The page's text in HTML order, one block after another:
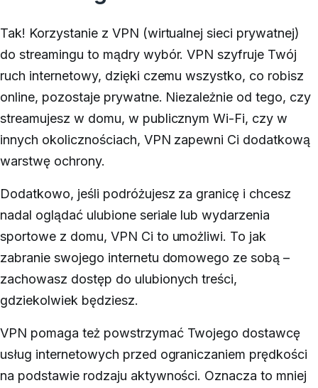
Tak! Korzystanie z VPN (wirtualnej sieci prywatnej)
do streamingu to mądry wybór. VPN szyfruje Twój
ruch internetowy, dzięki czemu wszystko, co robisz
online, pozostaje prywatne. Niezależnie od tego, czy
streamujesz w domu, w publicznym Wi-Fi, czy w
innych okolicznościach, VPN zapewni Ci dodatkową
warstwę ochrony.
Dodatkowo, jeśli podróżujesz za granicę i chcesz
nadal oglądać ulubione seriale lub wydarzenia
sportowe z domu, VPN Ci to umożliwi. To jak
zabranie swojego internetu domowego ze sobą –
zachowasz dostęp do ulubionych treści,
gdziekolwiek będziesz.
VPN pomaga też powstrzymać Twojego dostawcę
usług internetowych przed ograniczaniem prędkości
na podstawie rodzaju aktywności. Oznacza to mniej